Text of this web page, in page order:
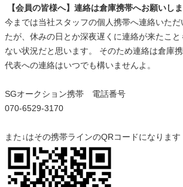
【会員の皆様へ】連絡は倉庫携帯へお願いし
今までは当社スタッフの個人携帯へ連絡いただ
たが、休みの日とか深夜遅くに連絡が来たこと
ない状況だと思います。 そのため連絡は倉庫携
代表への連絡はいつでも構いませんよ。
SGオークション携帯 電話番号
070-6529-3170
また↓はその携帯ラインのQRコードになります